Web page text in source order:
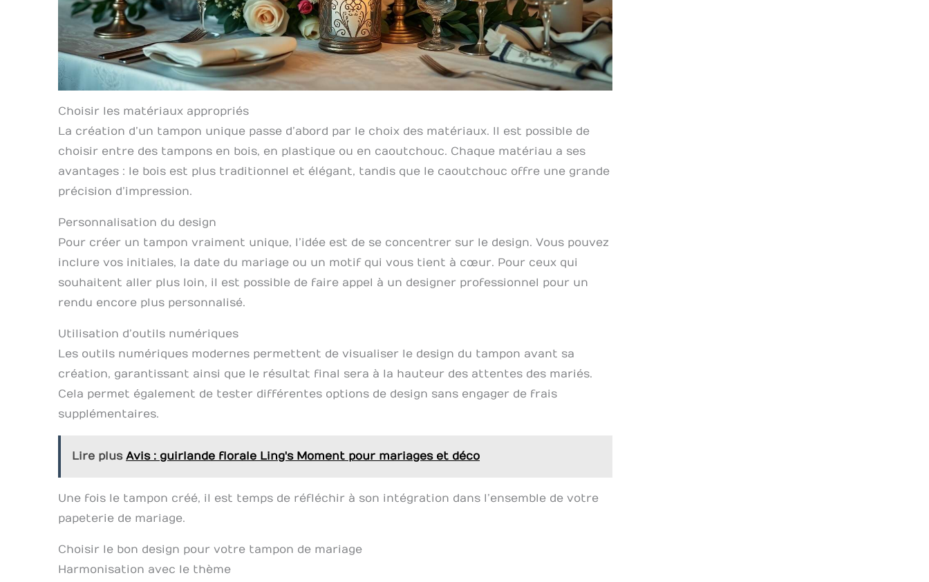
Choisir les matériaux appropriés
La création d’un tampon unique passe d’abord par le choix des matériaux. Il est possible de
choisir entre des tampons en bois, en plastique ou en caoutchouc. Chaque matériau a ses
avantages : le bois est plus traditionnel et élégant, tandis que le caoutchouc offre une grande
précision d’impression.
Personnalisation du design
Pour créer un tampon vraiment unique, l’idée est de se concentrer sur le design. Vous pouvez
inclure vos initiales, la date du mariage ou un motif qui vous tient à cœur. Pour ceux qui
souhaitent aller plus loin, il est possible de faire appel à un designer professionnel pour un
rendu encore plus personnalisé.
Utilisation d’outils numériques
Les outils numériques modernes permettent de visualiser le design du tampon avant sa
création, garantissant ainsi que le résultat final sera à la hauteur des attentes des mariés.
Cela permet également de tester différentes options de design sans engager de frais
supplémentaires.
Lire plus Avis : guirlande florale Ling's Moment pour mariages et déco
Une fois le tampon créé, il est temps de réfléchir à son intégration dans l’ensemble de votre
papeterie de mariage.
Choisir le bon design pour votre tampon de mariage
Harmonisation avec le thème